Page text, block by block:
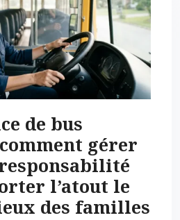
de bus
gérer
l’atout le
des familles